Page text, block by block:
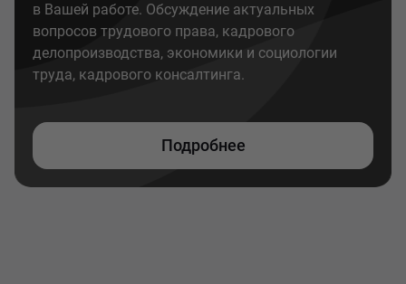
в Вашей работе. Обсуждение актуальных
вопросов трудового права, кадрового
делопроизводства, экономики и социологии
труда, кадрового консалтинга.
Подробнее